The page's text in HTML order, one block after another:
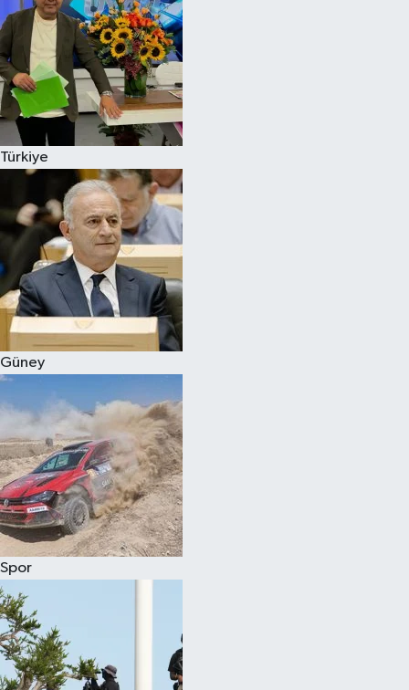
Türkiye
Güney
Spor